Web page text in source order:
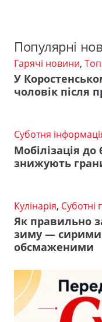
Популярні
Гарячі новини,
У
чоловік після
Суботня
Мобілізація до
знижують
Кулінарія, Суботні
Як правильно
зиму —
обсмаженими